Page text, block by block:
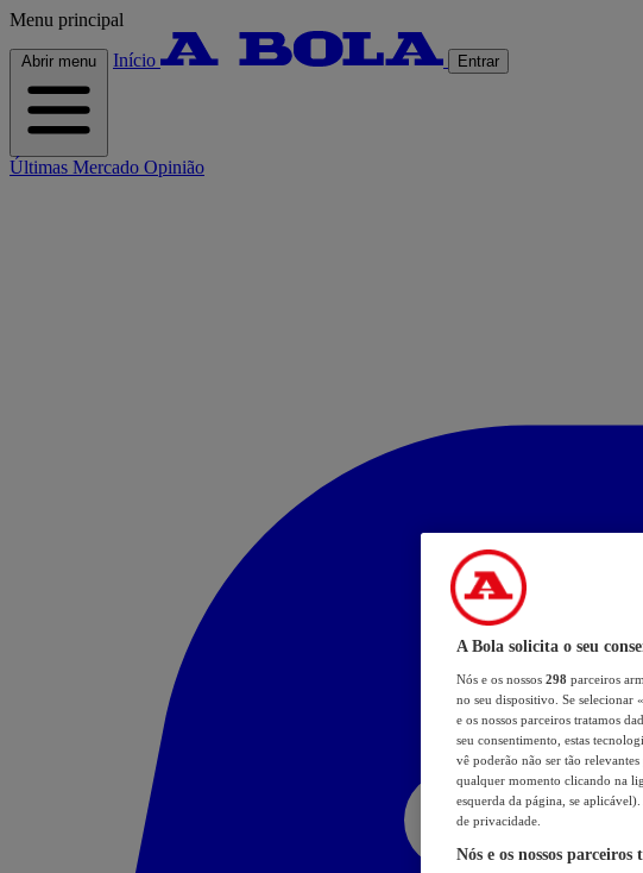
Menu principal
Abrir menu Início Entrar
Últimas Mercado Opinião
A Bola solicita o seu
Nós e os nossos 298 parceiros
no seu dispositivo. Se selecionar
e os nossos parceiros tratamos
seu consentimento, estas
vê poderão não ser tão
qualquer momento clicando na
esquerda da página, se
de privacidade.
Nós e os nossos